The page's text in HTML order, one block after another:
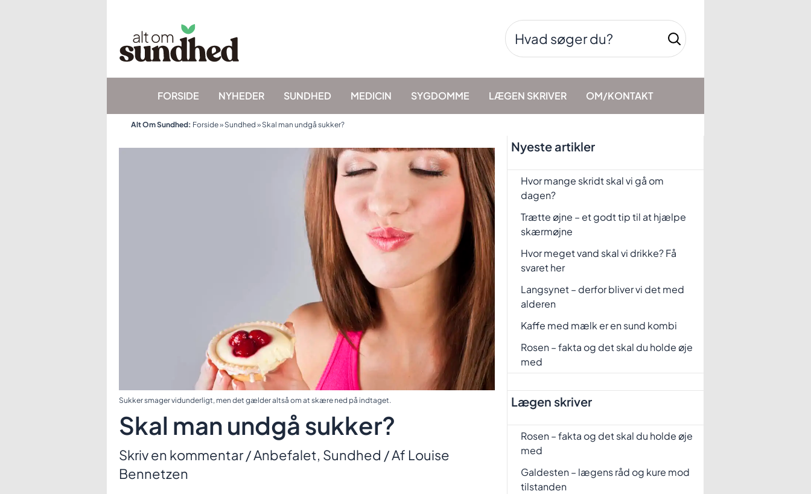
Søg
efter:
FORSIDE NYHEDER SUNDHED MEDICIN SYGDOMME LÆGEN SKRIVER OM/KONTAKT
Alt Om Sundhed: Forside» Sundhed » Skal man undgå sukker?
Sukker smager vidunderligt, men det gælder altså om at skære ned på indtaget.
Skal man undgå sukker?
Skriv en kommentar/Anbefalet, Sundhed / Af Louise
Bennetzen
Nyeste artikler
Hvor mange skridt skal vi gå om
dagen?
Trætte øjne – et godt tip til at hjælpe
skærmøjne
Hvor meget vand skal vi drikke? Få
svaret her
Langsynet – derfor bliver vi det med
alderen
Kaffe med mælk er en sund kombi
Rosen – fakta og det skal du holde øje
med
Lægen skriver
Rosen – fakta og det skal du holde øje
med
Galdesten – lægens råd og kure mod
tilstanden